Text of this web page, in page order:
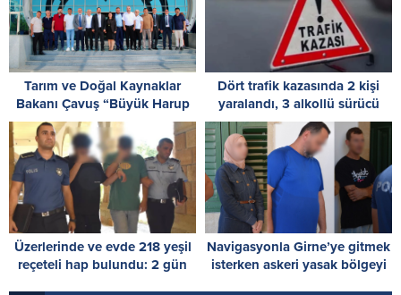
Tarım ve Doğal Kaynaklar
Bakanı Çavuş “Büyük Harup
Çalıştayı”na katıldı
Dört trafik kazasında 2 kişi
yaralandı, 3 alkollü sürücü
tespit edildi
Üzerlerinde ve evde 218 yeşil
reçeteli hap bulundu: 2 gün
Navigasyonla Girne’ye gitmek
isterken askeri yasak bölgeyi